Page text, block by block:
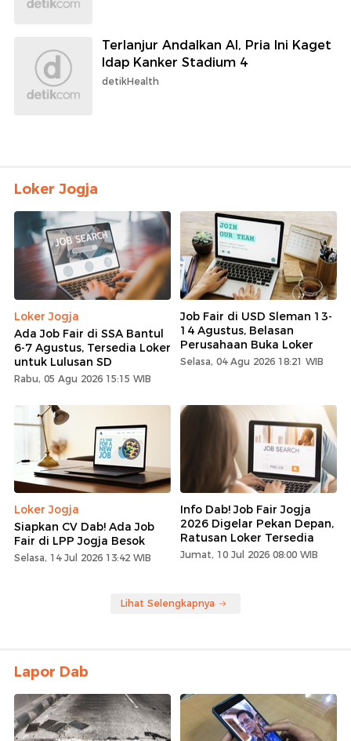
Terlanjur Andalkan AI, Pria Ini Kaget
Idap Kanker Stadium 4
detikHealth
Loker Jogja
Loker Jogja
Ada Job Fair di SSA Bantul
6-7 Agustus, Tersedia Loker
untuk Lulusan SD
Rabu, 05 Agu 2026 15:15 WIB
Job Fair di USD Sleman 13-
14 Agustus, Belasan
Perusahaan Buka Loker
Selasa, 04 Agu 2026 18:21 WIB
Loker Jogja
Siapkan CV Dab! Ada Job
Fair di LPP Jogja Besok
Selasa, 14 Jul 2026 13:42 WIB
Info Dab! Job Fair Jogja
2026 Digelar Pekan Depan,
Ratusan Loker Tersedia
Jumat, 10 Jul 2026 08:00 WIB
Lihat Selengkapnya
Lapor Dab